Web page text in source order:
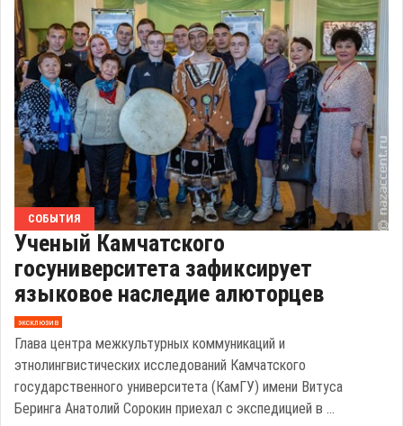
СОБЫТИЯ
Ученый Камчатского
госуниверситета зафиксирует
языковое наследие алюторцев
эксклюзив
Глава центра межкультурных коммуникаций и
этнолингвистических исследований Камчатского
государственного университета (КамГУ) имени Витуса
Беринга Анатолий Сорокин приехал с экспедицией в ...